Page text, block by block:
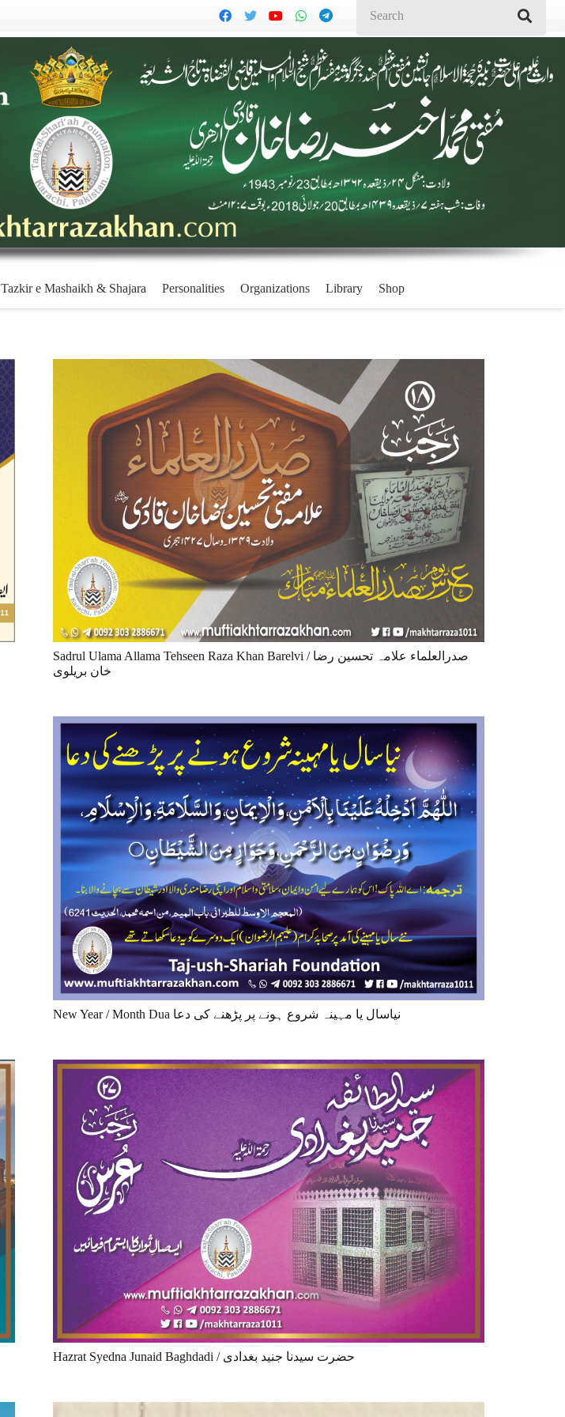
Tazkir e Mashaikh & Shajara Personalities Organizations Library Shop
Sadrul Ulama Allama Tehseen Raza Khan Barelvi / صدرالعلماء علامہ تحسین رضا
خان بریلوی
New Year / Month Dua نیاسال یا مہینہ شروع ہونے پر پڑھنے کی دعا
Hazrat Syedna Junaid Baghdadi / حضرت سیدنا جنید بغدادی